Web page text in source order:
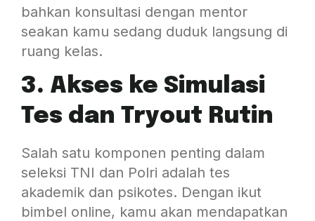
bahkan konsultasi dengan mentor
seakan kamu sedang duduk langsung di
ruang kelas.
3. Akses ke Simulasi
Tes dan Tryout Rutin
Salah satu komponen penting dalam
seleksi TNI dan Polri adalah tes
akademik dan psikotes. Dengan ikut
bimbel online, kamu akan mendapatkan